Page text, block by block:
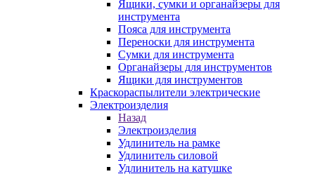
Ящики, сумки и органайзеры для
инструмента
Пояса для инструмента
Переноски для инструмента
Сумки для инструмента
Органайзеры для инструментов
Ящики для инструментов
Краскораспылители электрические
Электроизделия
Назад
Электроизделия
Удлинитель на рамке
Удлинитель силовой
Удлинитель на катушке